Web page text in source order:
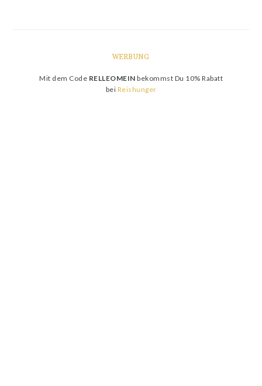
WERBUNG
Mit dem Code RELLEOMEIN bekommst Du 10% Rabatt
bei Reishunger